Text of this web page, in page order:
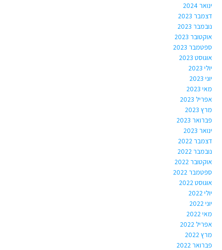
ינואר 2024
דצמבר 2023
נובמבר 2023
אוקטובר 2023
ספטמבר 2023
אוגוסט 2023
יולי 2023
יוני 2023
מאי 2023
אפריל 2023
מרץ 2023
פברואר 2023
ינואר 2023
דצמבר 2022
נובמבר 2022
אוקטובר 2022
ספטמבר 2022
אוגוסט 2022
יולי 2022
יוני 2022
מאי 2022
אפריל 2022
מרץ 2022
פברואר 2022